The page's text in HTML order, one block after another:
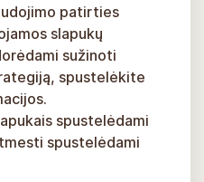
patirties
slapukų
sužinoti
spustelėkite
spustelėdami
spustelėdami